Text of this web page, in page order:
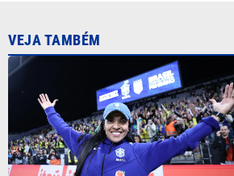
VEJA TAMBÉM